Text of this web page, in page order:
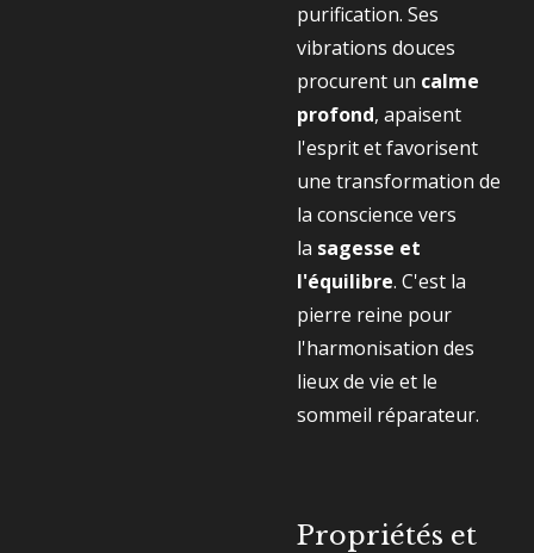
purification. Ses
vibrations douces
procurent un calme
profond, apaisent
l'esprit et favorisent
une transformation de
la conscience vers
la sagesse et
l'équilibre. C'est la
pierre reine pour
l'harmonisation des
lieux de vie et le
sommeil réparateur.
Propriétés et